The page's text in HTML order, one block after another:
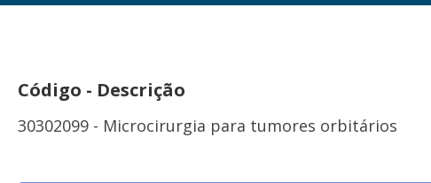
Código - Descrição
30302099 - Microcirurgia para tumores orbitários